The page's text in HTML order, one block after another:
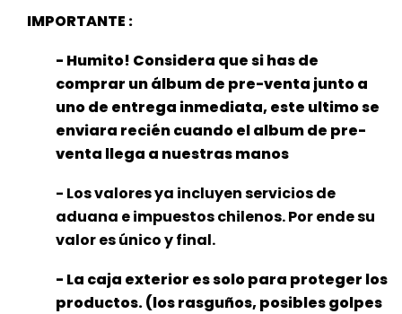
IMPORTANTE :
- Humito! Considera que si has de
comprar un álbum de pre-venta junto a
uno de entrega inmediata, este ultimo se
enviara recién cuando el album de pre-
venta llega a nuestras manos
- Los valores ya incluyen servicios de
aduana e impuestos chilenos. Por ende su
valor es único y final.
- La caja exterior es solo para proteger los
productos. (los rasguños, posibles golpes